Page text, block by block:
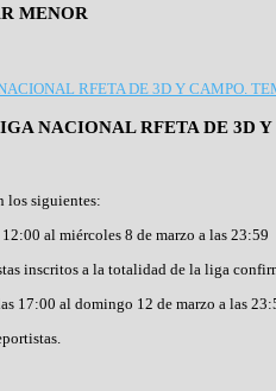
MENOR
NACIONAL RFETA DE 3D
los siguientes:
al miércoles 8 de marzo a las 23:59
inscritos a la totalidad de la liga
17:00 al domingo 12 de marzo a las